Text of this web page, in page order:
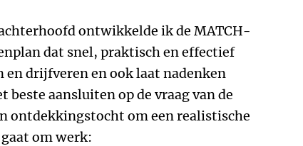
ontwikkelde ik de MATCH-
dat snel, praktisch en effectief
drijfveren en ook laat nadenken
beste aansluiten op de vraag van de
ontdekkingstocht om een realistische
om werk: